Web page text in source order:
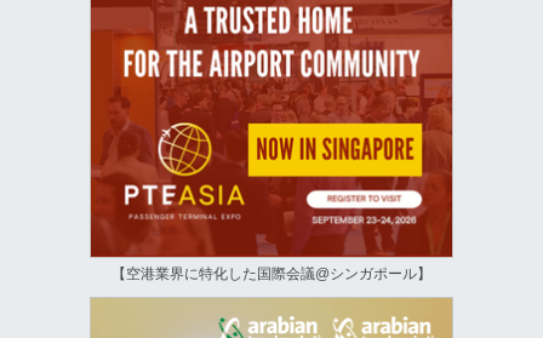
【空港業界に特化した国際会議@シンガポール】